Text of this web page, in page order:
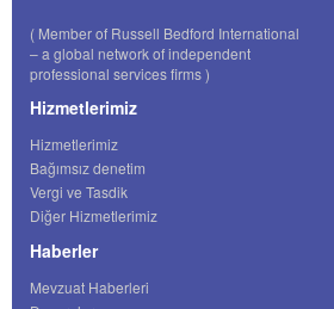
( Member of Russell Bedford International
– a global network of independent
professional services firms )
Hizmetlerimiz
Hizmetlerimiz
Bağımsız denetim
Vergi ve Tasdik
Diğer Hizmetlerimiz
Haberler
Mevzuat Haberleri